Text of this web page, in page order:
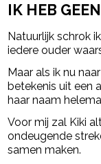
IK HEB
Natuurlijk schrok
iedere ouder
Maar als ik nu
betekenis uit een
haar naam
Voor mij zal Kiki
ondeugende
samen maken.